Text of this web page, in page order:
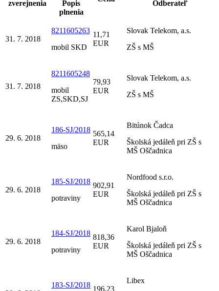
zverejnenia
Popis
plnenia
Odberateľ
31. 7. 2018
8211605263
mobil SKD
11,71
EUR
Slovak Telekom, a.s.
ZŠ s MŠ
31. 7. 2018
8211605248
mobil
ZS,SKD,SJ
79,93
EUR
Slovak Telekom, a.s.
ZŠ s MŠ
29. 6. 2018
186-SJ/2018
mäso
565,14
EUR
Bitúnok Čadca
Školská jedáleň pri ZŠ s
MŠ Oščadnica
29. 6. 2018
185-SJ/2018
potraviny
902,91
EUR
Nordfood s.r.o.
Školská jedáleň pri ZŠ s
MŠ Oščadnica
29. 6. 2018
184-SJ/2018
potraviny
818,36
EUR
Karol Bjaloň
Školská jedáleň pri ZŠ s
MŠ Oščadnica
183-SJ/2018 196,23
Libex